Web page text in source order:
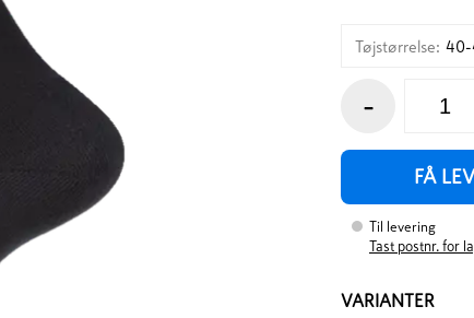
Tøjstørrelse: 40-
-
FÅ
Til levering
Tast postnr. for
VARIANTER